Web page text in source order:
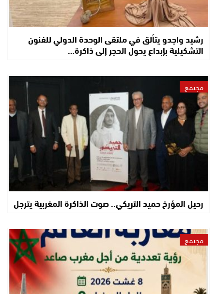
رشيد واجدو يتألق في ملتقى الوحدة الدولي للفنون
التشكيلية بإبداع يحول الحجر إلى ذاكرة…
مجتمع
رحيل المؤرخ حميد التريكي.. صوت الذاكرة المغربية يترجل
مجتمع